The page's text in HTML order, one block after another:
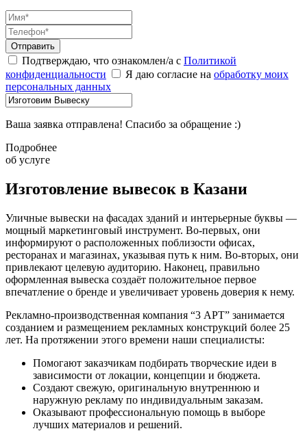
Отправить
Подтверждаю, что ознакомлен/а с Политикой
конфиденциальности
Я даю согласие на обработку моих
персональных данных
Ваша заявка отправлена! Спасибо за обращение :)
Подробнее
об услуге
Изготовление вывесок в Казани
Уличные вывески на фасадах зданий и интерьерные буквы —
мощный маркетинговый инструмент. Во-первых, они
информируют о расположенных поблизости офисах,
ресторанах и магазинах, указывая путь к ним. Во-вторых, они
привлекают целевую аудиторию. Наконец, правильно
оформленная вывеска создаёт положительное первое
впечатление о бренде и увеличивает уровень доверия к нему.
Рекламно-производственная компания “3 АРТ” занимается
созданием и размещением рекламных конструкций более 25
лет. На протяжении этого времени наши специалисты:
Помогают заказчикам подбирать творческие идеи в
зависимости от локации, концепции и бюджета.
Создают свежую, оригинальную внутреннюю и
наружную рекламу по индивидуальным заказам.
Оказывают профессиональную помощь в выборе
лучших материалов и решений.